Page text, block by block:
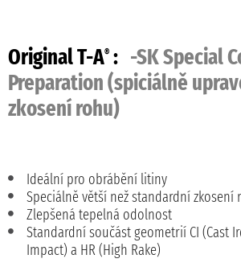
Original T-A® : -SK Special
Preparation (spiciálně
zkosení rohu)
Ideální pro obrábění litiny
Speciálně větší než standardní zkosení
Zlepšená tepelná odolnost
Standardní součást geometrií CI (Cast
Impact) a HR (High Rake)